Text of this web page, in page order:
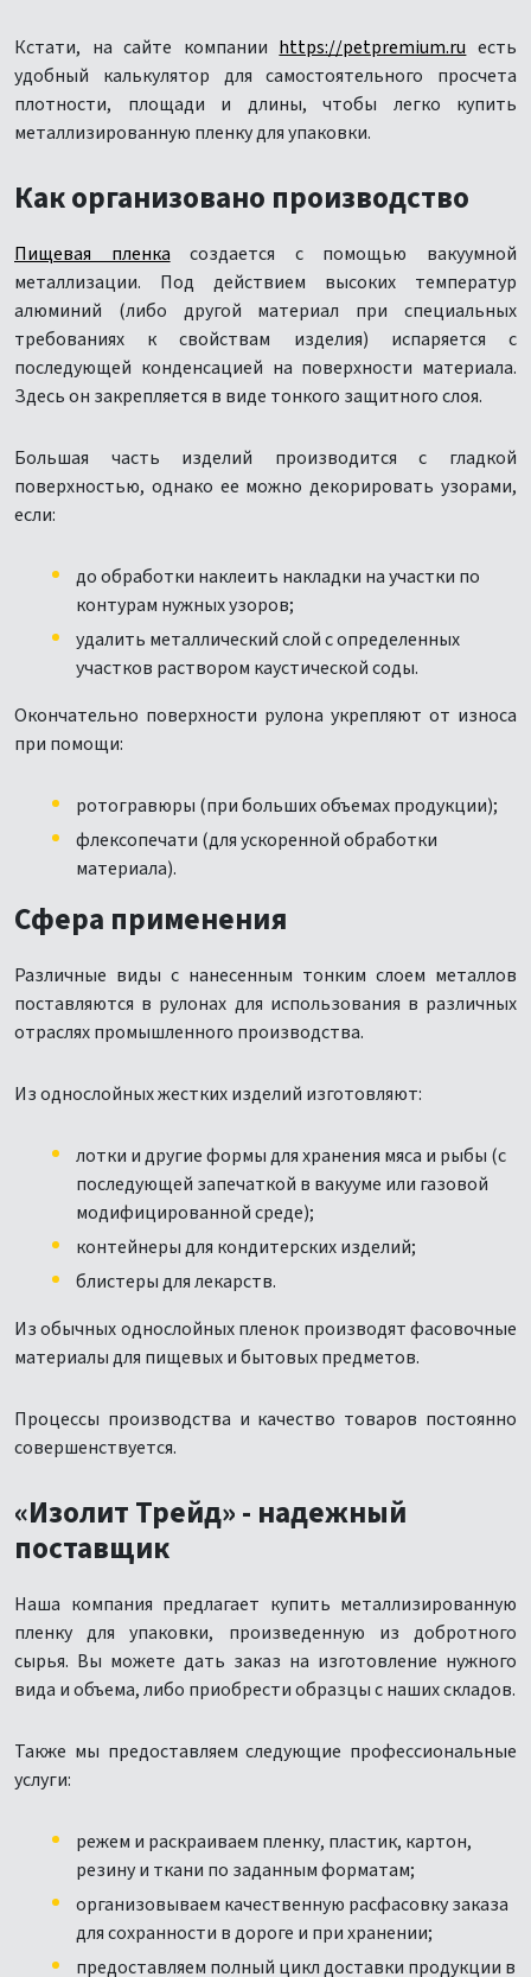
Кстати, на сайте компании https://petpremium.ru есть
удобный калькулятор для самостоятельного просчета
плотности, площади и длины, чтобы легко купить
металлизированную пленку для упаковки.
Как организовано производство
Пищевая пленка создается с помощью вакуумной
металлизации. Под действием высоких температур
алюминий (либо другой материал при специальных
требованиях к свойствам изделия) испаряется с
последующей конденсацией на поверхности материала.
Здесь он закрепляется в виде тонкого защитного слоя.
Большая часть изделий производится с гладкой
поверхностью, однако ее можно декорировать узорами,
если:
до обработки наклеить накладки на участки по
контурам нужных узоров;
удалить металлический слой с определенных
участков раствором каустической соды.
Окончательно поверхности рулона укрепляют от износа
при помощи:
ротогравюры (при больших объемах продукции);
флексопечати (для ускоренной обработки
материала).
Сфера применения
Различные виды с нанесенным тонким слоем металлов
поставляются в рулонах для использования в различных
отраслях промышленного производства.
Из однослойных жестких изделий изготовляют:
лотки и другие формы для хранения мяса и рыбы (с
последующей запечаткой в вакууме или газовой
модифицированной среде);
контейнеры для кондитерских изделий;
блистеры для лекарств.
Из обычных однослойных пленок производят фасовочные
материалы для пищевых и бытовых предметов.
Процессы производства и качество товаров постоянно
совершенствуется.
«Изолит Трейд» - надежный
поставщик
Наша компания предлагает купить металлизированную
пленку для упаковки, произведенную из добротного
сырья. Вы можете дать заказ на изготовление нужного
вида и объема, либо приобрести образцы с наших складов.
Также мы предоставляем следующие профессиональные
услуги:
режем и раскраиваем пленку, пластик, картон,
резину и ткани по заданным форматам;
организовываем качественную расфасовку заказа
для сохранности в дороге и при хранении;
предоставляем полный цикл доставки продукции в